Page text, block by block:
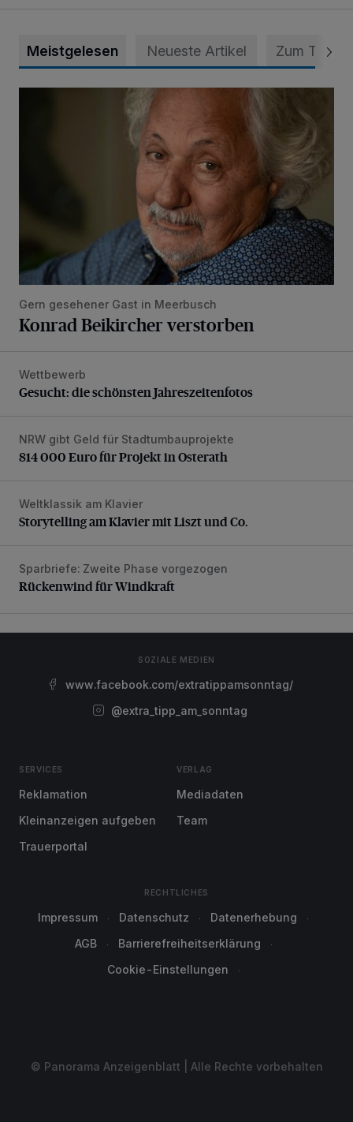
Meistgelesen Neueste Artikel Zum Thema
Konrad Beikircher verstorben
Gern gesehener Gast in Meerbusch
Konrad Beikircher verstorben
Gesucht: die schönsten Jahreszeitenfotos
Wettbewerb
Gesucht: die schönsten Jahreszeitenfotos
814 000 Euro für Projekt in Osterath
NRW gibt Geld für Stadtumbauprojekte
814 000 Euro für Projekt in Osterath
Storytelling am Klavier mit Liszt und Co.
Weltklassik am Klavier
Storytelling am Klavier mit Liszt und Co.
Rückenwind für Windkraft
Sparbriefe: Zweite Phase vorgezogen
Rückenwind für Windkraft
SOZIALE MEDIEN
www.facebook.com/extratippamsonntag/
@extra_tipp_am_sonntag
SERVICES
Reklamation
Kleinanzeigen aufgeben
Trauerportal
VERLAG
Mediadaten
Team
RECHTLICHES
Impressum Datenschutz
Datenerhebung
AGB
Barrierefreiheitserklärung
Cookie-Einstellungen
© Panorama Anzeigenblatt | Alle Rechte vorbehalten